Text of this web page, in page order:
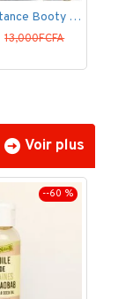
Bands Resistance Booty Kit Belt Butt
13,000FCFA
Voir plus
--60 %